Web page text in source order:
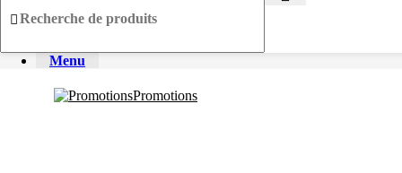
Menu
Promotions